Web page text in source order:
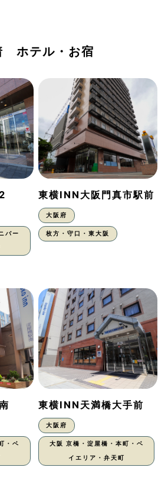
ホテル・お宿
バー
東横INN大阪門真市駅前
大阪府
枚方・守口・東大阪
・ベ
東横INN天満橋大手前
大阪府
大阪 京橋・淀屋橋・本町・ベ
イエリア・弁天町